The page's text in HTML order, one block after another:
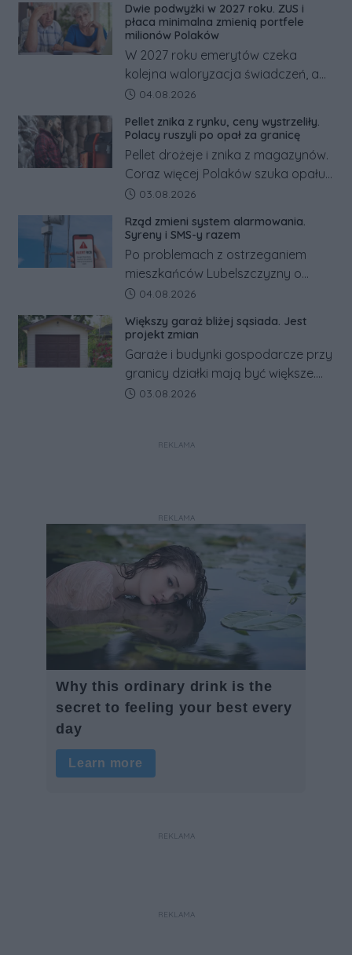
odwrócić nawet natychmiastowe
działania służb ratunkowych.
Dwie podwyżki w 2027 roku. ZUS i
płaca minimalna zmienią portfele
milionów Polaków
W 2027 roku emerytów czeka
kolejna waloryzacja świadczeń, a
pracowników podwyżka płacy
tym zmianom zyskają.
Data dodania artykułu:
04.08.2026
Pellet znika z rynku, ceny wystrzeliły.
Polacy ruszyli po opał za granicę
Pellet drożeje i znika z magazynów.
Coraz więcej Polaków szuka opału
za granicą, gdzie bywa nawet
Co się dzieje?
Data dodania artykułu:
03.08.2026
Rząd zmieni system alarmowania.
Syreny i SMS-y razem
Po problemach z ostrzeganiem
mieszkańców Lubelszczyzny o
rosyjskim zagrożeniu rząd
alarmowych, alertów RCB i aplikacji
w jeden system.
Data dodania artykułu:
04.08.2026
Większy garaż bliżej sąsiada. Jest
projekt zmian
Garaże i budynki gospodarcze przy
granicy działki mają być większe.
Projekt zaostrza też zasady
Data dodania artykułu:
03.08.2026
REKLAMA
REKLAMA
REKLAMA
REKLAMA